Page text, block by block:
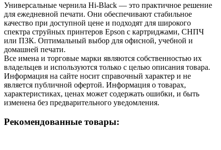
Универсальные чернила Hi-Black — это практичное решение
для ежедневной печати. Они обеспечивают стабильное
качество при доступной цене и подходят для широкого
спектра струйных принтеров Epson с картриджами, СНПЧ
или ПЗК. Оптимальный выбор для офисной, учебной и
домашней печати.
Все имена и торговые марки являются собственностью их
владельцев и используются только с целью описания товара.
Информация на сайте носит справочный характер и не
является публичной офертой. Информация о товарах,
характеристиках, ценах может содержать ошибки, и быть
изменена без предварительного уведомления.
Рекомендованные товары: